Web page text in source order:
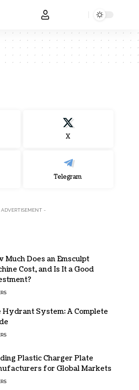
X
Telegram
ADVERTISEMENT -
Much Does an Emsculpt
Cost, and Is It a Good
Hydrant System: A Complete
Plastic Charger Plate
for Global Markets